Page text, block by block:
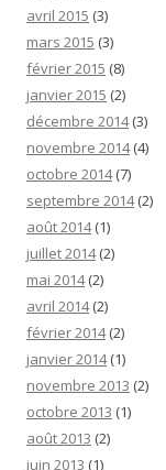
avril 2015 (3)
mars 2015 (3)
février 2015 (8)
janvier 2015 (2)
décembre 2014(3)
novembre 2014(4)
octobre 2014(7)
septembre 2014(2)
août 2014(1)
juillet 2014(2)
mai 2014(2)
avril 2014(2)
février 2014(2)
janvier 2014(1)
novembre 2013 (2)
octobre 2013 (1)
août 2013 (2)
juin 2013 (1)